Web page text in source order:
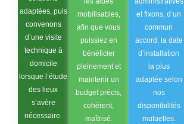
adaptées, puis
convenons
d’une visite
technique à
domicile
lorsque l’étude
des lieux
s’avère
nécessaire.
mobilisables,
afin que vous
puissiez en
bénéficier
pleinement et
maintenir un
budget précis,
cohérent,
maîtrisé.
et fixons, d’un
commun
accord, la date
d’installation
la plus
adaptée selon
nos
disponibilités
mutuelles.